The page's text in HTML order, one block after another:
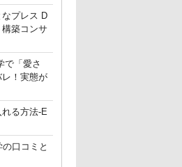
プレス D
築コンサ
で「愛さ
！実態が
る方法-E
口コミと